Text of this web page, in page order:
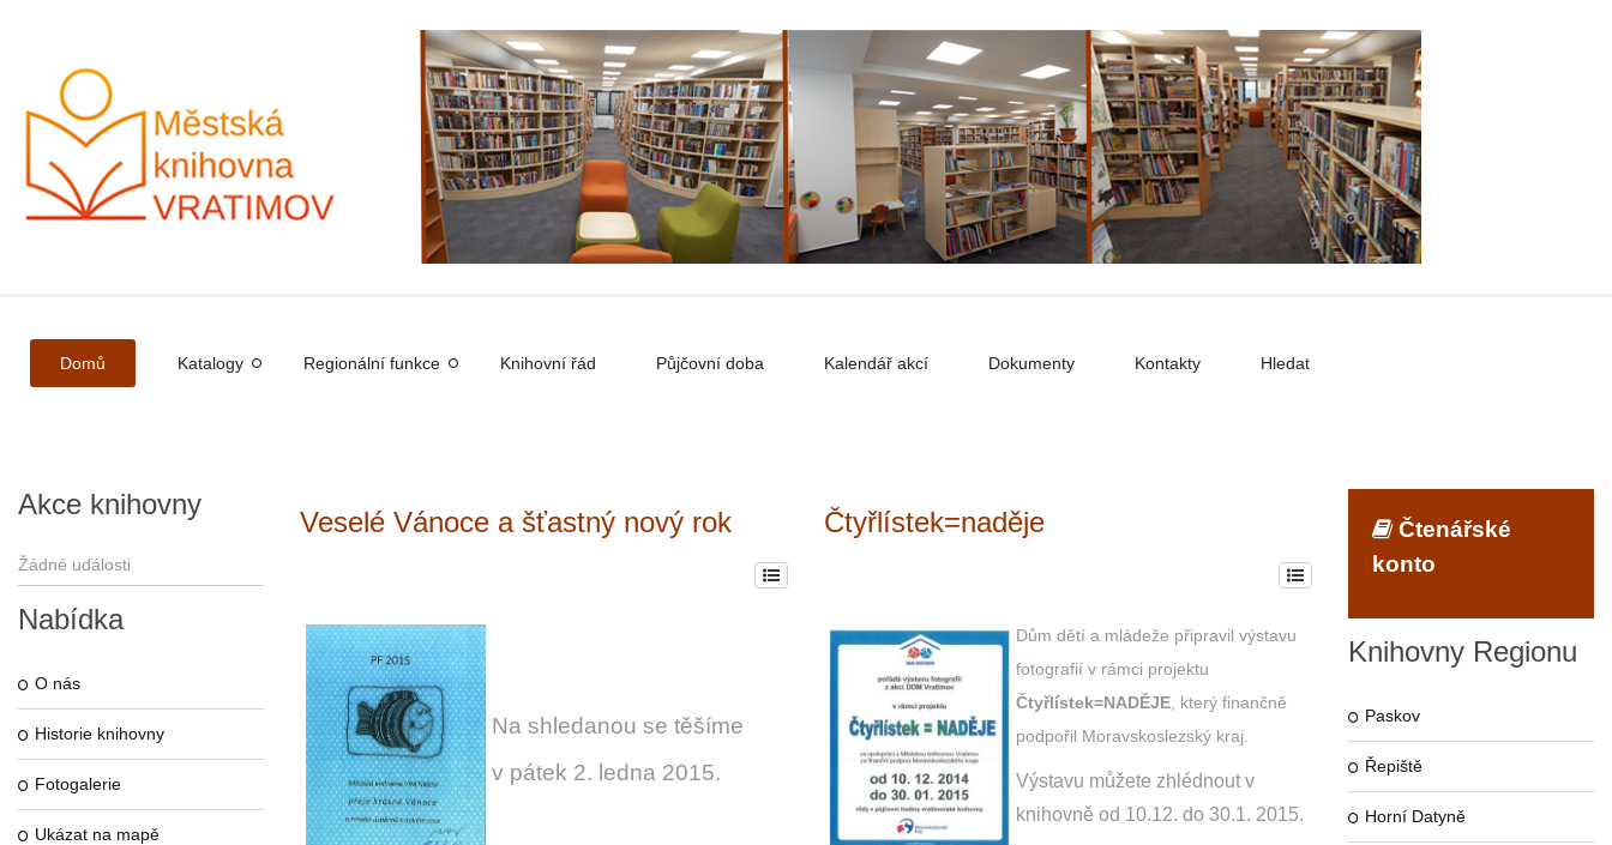
Domů Katalogy Regionální funkce Knihovní řád Půjčovní doba Kalendář akcí Dokumenty Kontakty Hledat
Akce knihovny
Žádné události
Nabídka
O nás
Historie knihovny
Fotogalerie
Ukázat na mapě
Veselé Vánoce a šťastný nový rok
Na shledanou se těšíme
v pátek 2. ledna 2015.
Čtyřlístek=naděje
Dům dětí a mládeže připravil výstavu
fotografií v rámci projektu
Čtyřlístek=NADĚJE, který finančně
podpořil Moravskoslezský kraj.
Výstavu můžete zhlédnout v
knihovně od 10.12. do 30.1. 2015.
Čtenářské
konto
Knihovny Regionu
Paskov
Řepiště
Horní Datyně